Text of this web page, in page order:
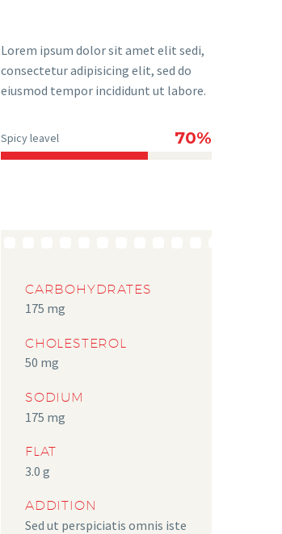
Lorem ipsum dolor sit amet elit sedi,
consectetur adipisicing elit, sed do
eiusmod tempor incididunt ut labore.
Spicy leavel 70%
CARBOHYDRATES
175 mg
CHOLESTEROL
50 mg
SODIUM
175 mg
FLAT
3.0 g
ADDITION
Sed ut perspiciatis omnis iste